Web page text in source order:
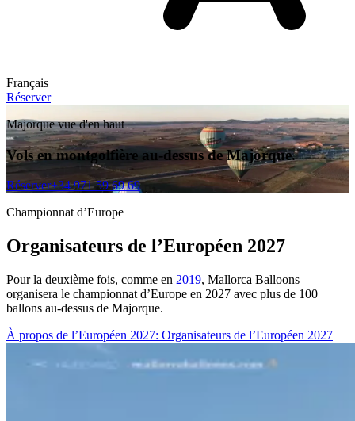
Français
Réserver
Majorque vue d'en haut
Vols en montgolfière au-dessus de Majorque.
Réserver+34 971 59 69 69
Championnat d’Europe
Organisateurs de l’Européen 2027
Pour la deuxième fois, comme en 2019, Mallorca Balloons
organisera le championnat d’Europe en 2027 avec plus de 100
ballons au-dessus de Majorque.
À propos de l’Européen 2027: Organisateurs de l’Européen 2027